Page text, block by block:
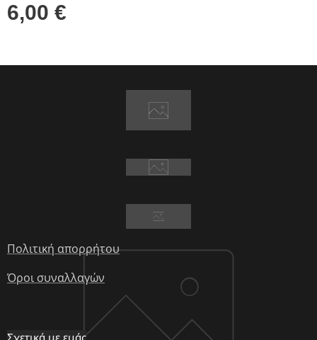
6,00 €
Πολιτική απορρήτου
Όροι συναλλαγών